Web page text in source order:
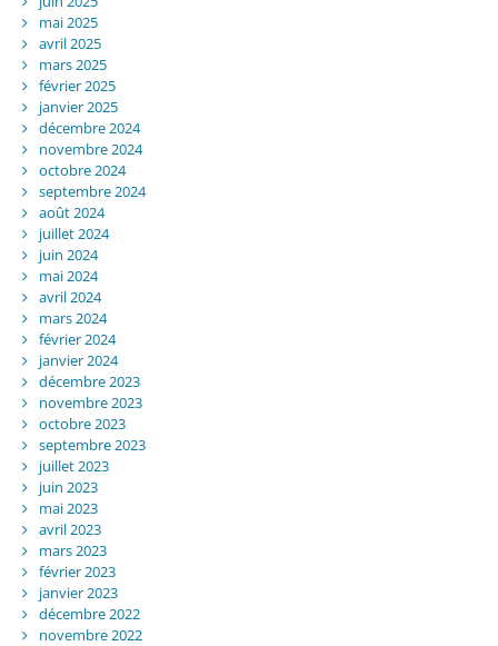
mai 2025
avril 2025
mars 2025
février 2025
janvier 2025
décembre 2024
novembre 2024
octobre 2024
septembre 2024
août 2024
juillet 2024
juin 2024
mai 2024
avril 2024
mars 2024
février 2024
janvier 2024
décembre 2023
novembre 2023
octobre 2023
septembre 2023
juillet 2023
juin 2023
mai 2023
avril 2023
mars 2023
février 2023
janvier 2023
décembre 2022
novembre 2022